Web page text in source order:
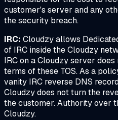
customer's server and any
the security breach.
IRC: Cloudzy allows
of IRC inside the Cloudzy
IRC on a Cloudzy server
terms of these TOS. As a
vanity IRC reverse DNS
Cloudzy does not turn the
the customer. Authority over
Cloudzy.